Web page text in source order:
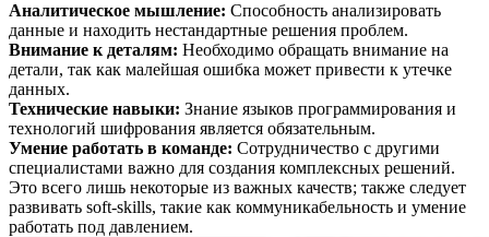
Аналитическое мышление: Способность анализировать
данные и находить нестандартные решения проблем.
Внимание к деталям: Необходимо обращать внимание на
детали, так как малейшая ошибка может привести к утечке
данных.
Технические навыки: Знание языков программирования и
технологий шифрования является обязательным.
Умение работать в команде: Сотрудничество с другими
специалистами важно для создания комплексных решений.
Это всего лишь некоторые из важных качеств; также следует
развивать soft-skills, такие как коммуникабельность и умение
работать под давлением.